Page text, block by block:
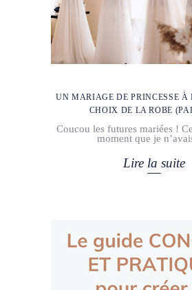
UN MARIAGE DE PRINCESSE À
CHOIX DE LA ROBE
Coucou les futures mariées !
moment que je
Lire la suite